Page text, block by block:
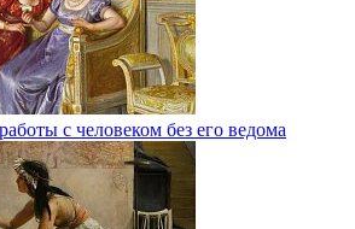
с человеком без его ведома